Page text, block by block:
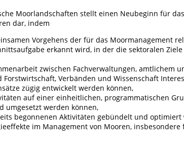
Moorlandschaften stellt einen Neubeginn für
dar, indem
Vorgehens der für das Moormanagement
erkannt wird, in der die sektoralen
zwischen Fachverwaltungen, amtlichem
Forstwirtschaft, Verbänden und Wissenschaft
zügig entwickelt werden können,
auf einer einheitlichen, programmatischen
umgesetzt werden können,
begonnenen Aktivitäten gebündelt und optimiert
im Management von Mooren,